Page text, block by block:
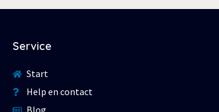
Service
Start
Help en contact
Blog